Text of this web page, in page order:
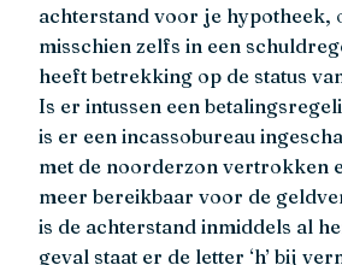
achterstand voor je hypotheek,
misschien zelfs in een
heeft betrekking op de status
Is er intussen een
is er een incassobureau
met de noorderzon vertrokken
meer bereikbaar voor de
is de achterstand inmiddels al
geval staat er de letter ‘h’ bij